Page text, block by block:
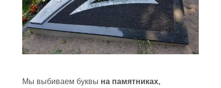
Мы выбиваем буквы на памятниках,